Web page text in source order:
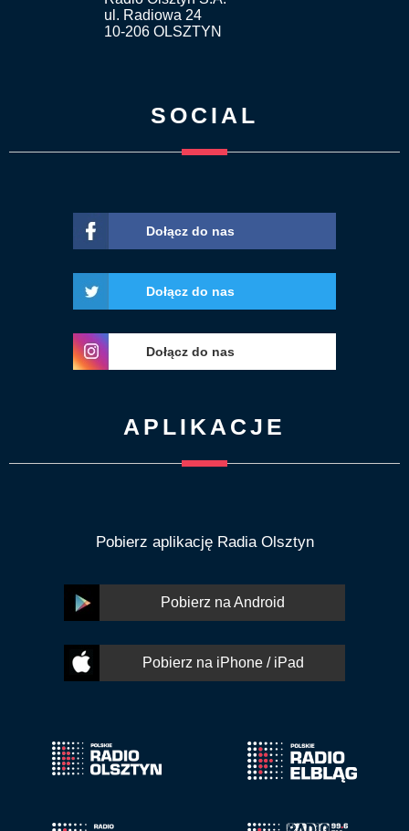
ul. Radiowa 24
10-206 OLSZTYN
SOCIAL
Dołącz do nas
Dołącz do nas
Dołącz do nas
APLIKACJE
Pobierz aplikację Radia Olsztyn
Pobierz na Android
Pobierz na iPhone / iPad